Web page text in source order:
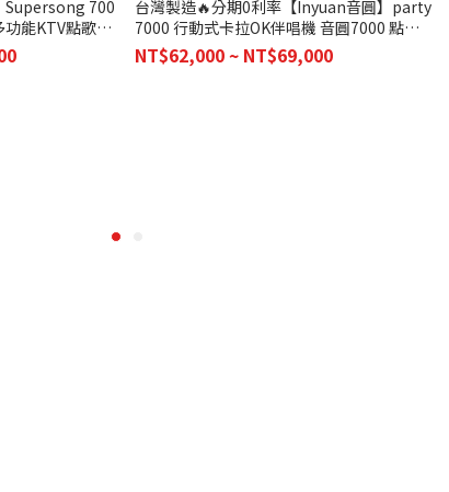
Supersong 700
功能KTV點歌機
台灣製造🔥分期0利率【Inyuan音圓】party
7000 行動式卡拉OK伴唱機 音圓7000 點歌
機 台灣公司貨
NT$62,000 ~ NT$69,000